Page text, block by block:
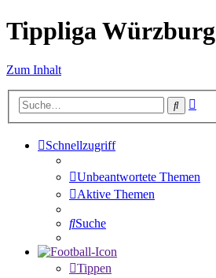
Tippliga Würzburg
Zum Inhalt
Suche
Schnellzugriff
Unbeantwortete Themen
Aktive Themen
Suche
Tippen